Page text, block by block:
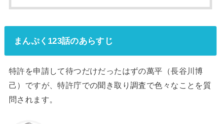
まんぷく123話のあらすじ
特許を申請して待つだけだったはずの萬平（長谷川博
己）ですが、特許庁での聞き取り調査で色々なことを質
問されます。